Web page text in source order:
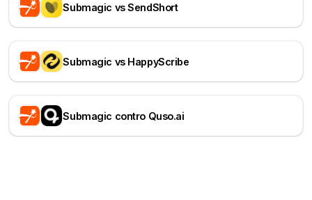
Submagic vs SendShort
Submagic vs HappyScribe
Submagic contro Quso.ai